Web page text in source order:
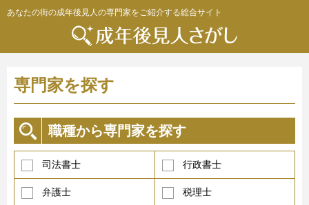
あなたの街の成年後見人の専門家をご紹介する総合サイト
専門家を探す
職種から専門家を探す
司法書士 行政書士
弁護士 税理士